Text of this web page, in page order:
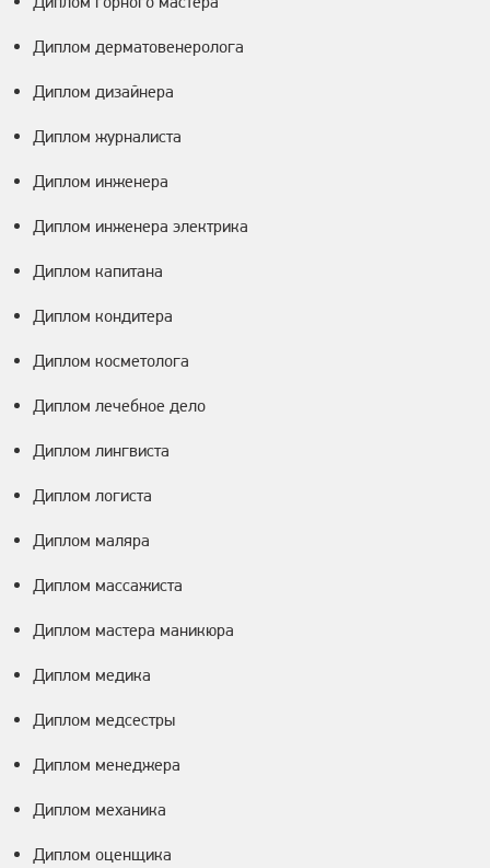
Диплом дерматовенеролога
Диплом дизайнера
Диплом журналиста
Диплом инженера
Диплом инженера электрика
Диплом капитана
Диплом кондитера
Диплом косметолога
Диплом лечебное дело
Диплом лингвиста
Диплом логиста
Диплом маляра
Диплом массажиста
Диплом мастера маникюра
Диплом медика
Диплом медсестры
Диплом менеджера
Диплом механика
Диплом оценщика